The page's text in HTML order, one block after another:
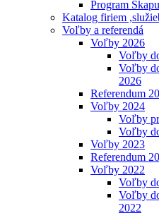
Program
Katalog firiem
Voľby a referendá
Voľby 2026
Voľby
Voľby
2026
Referendum
Voľby 2024
Voľby
Voľby
Voľby 2023
Referendum
Voľby 2022
Voľby
Voľby
2022